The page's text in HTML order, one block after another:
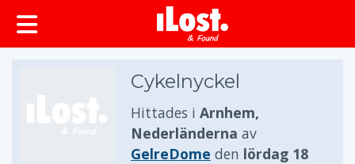
huvudinnehållet
Cykelnyckel
Hittades i Arnhem,
Nederländerna av
GelreDome den lördag 18